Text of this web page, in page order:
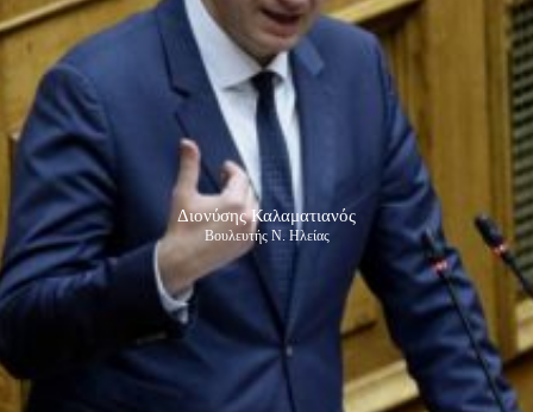
Διονύσης Καλαματιανός
Βουλευτής Ν. Ηλείας